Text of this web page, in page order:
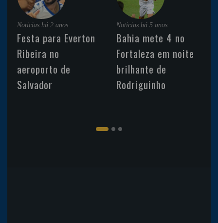
Noticias há 2 anos
Festa para Everton
Ribeira no
aeroporto de
Salvador
Noticias há 5 anos
Bahia mete 4 no
Fortaleza em noite
brilhante de
Rodriguinho